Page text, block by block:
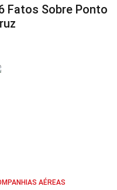
Fatos Sobre Ponto
AÉREAS